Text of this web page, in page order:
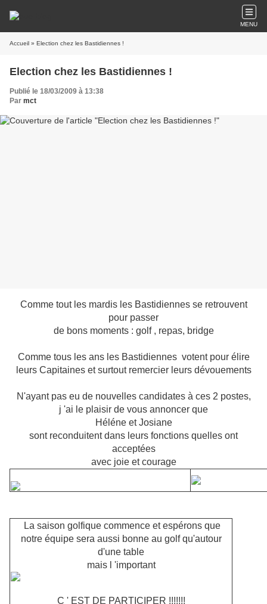
MENU
Accueil » Election chez les Bastidiennes !
Election chez les Bastidiennes !
Publié le 18/03/2009 à 13:38
Par mct
Comme tout les mardis les Bastidiennes se retrouvent
pour passer
de bons moments : golf , repas, bridge
Comme tous les ans les Bastidiennes votent pour élire
leurs Capitaines et surtout remercier leurs dévouements
N'ayant pas eu de nouvelles candidates à ces 2 postes,
j 'ai le plaisir de vous annoncer que
Héléne et Josiane
sont reconduitent dans leurs fonctions quelles ont
acceptées
avec joie et courage
La saison golfique commence et espérons que
notre équipe sera aussi bonne au golf qu'autour
d'une table
mais l 'important
C ' EST DE PARTICIPER !!!!!!!